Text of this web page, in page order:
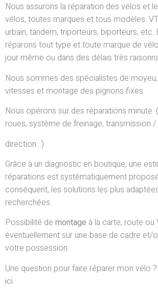
Nous assurons la réparation des vélos et
vélos, toutes marques et tous modèles.
urbain, tandem, triporteurs, biporteurs, etc.
réparons tout type et toute marque de
jour même ou dans des délais très
Nous sommes des spécialistes de
vitesses et montage des pignons fixes.
Nous opérons sur des réparations minute.
roues, système de freinage, transmission
direction…)
Grâce à un diagnostic en boutique, une
réparations est systématiquement
conséquent, les solutions les plus
recherchées.
Possibilité de montage à la carte, route ou
éventuellement sur une base de cadre et/
votre possession.
Une question pour faire réparer mon vélo
ici.